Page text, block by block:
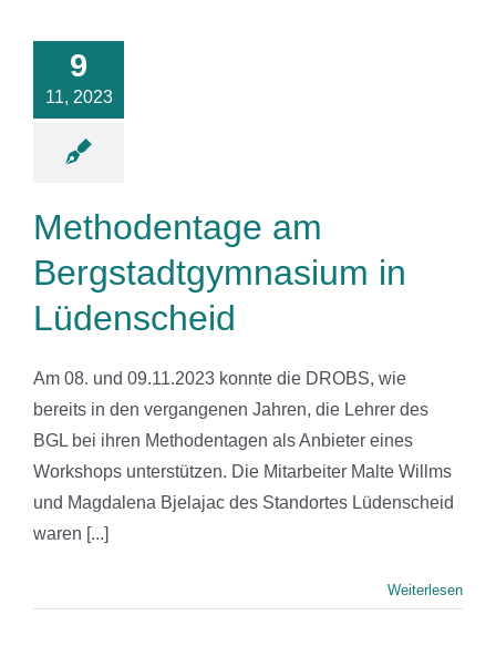
9
11, 2023
am
Methodentage am
Bergstadtgymnasium in
Lüdenscheid
Am 08. und 09.11.2023 konnte die DROBS, wie
bereits in den vergangenen Jahren, die Lehrer des
BGL bei ihren Methodentagen als Anbieter eines
Workshops unterstützen. Die Mitarbeiter Malte Willms
und Magdalena Bjelajac des Standortes Lüdenscheid
waren [...]
Weiterlesen